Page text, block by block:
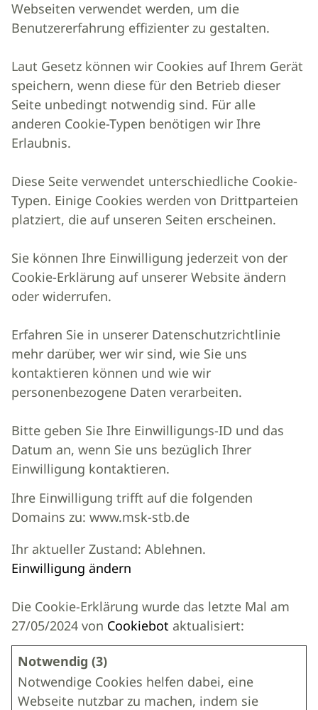
Webseiten verwendet werden, um die
Benutzererfahrung effizienter zu gestalten.
Laut Gesetz können wir Cookies auf Ihrem Gerät
speichern, wenn diese für den Betrieb dieser
Seite unbedingt notwendig sind. Für alle
anderen Cookie-Typen benötigen wir Ihre
Erlaubnis.
Diese Seite verwendet unterschiedliche Cookie-
Typen. Einige Cookies werden von Drittparteien
platziert, die auf unseren Seiten erscheinen.
Sie können Ihre Einwilligung jederzeit von der
Cookie-Erklärung auf unserer Website ändern
oder widerrufen.
Erfahren Sie in unserer Datenschutzrichtlinie
mehr darüber, wer wir sind, wie Sie uns
kontaktieren können und wie wir
personenbezogene Daten verarbeiten.
Bitte geben Sie Ihre Einwilligungs-ID und das
Datum an, wenn Sie uns bezüglich Ihrer
Einwilligung kontaktieren.
Ihre Einwilligung trifft auf die folgenden
Domains zu: www.msk-stb.de
Ihr aktueller Zustand: Ablehnen.
Einwilligung ändern
Die Cookie-Erklärung wurde das letzte Mal am
27/05/2024 von Cookiebot aktualisiert:
Notwendig (3)
Notwendige Cookies helfen dabei, eine
Webseite nutzbar zu machen, indem sie